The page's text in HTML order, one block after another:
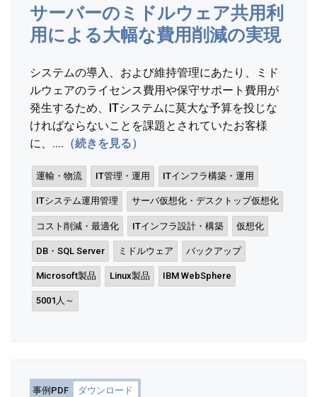
サーバーのミドルウェア共用利
用による大幅な費用削減の実現
システムの導入、および維持管理にあたり、ミド
ルウェアのライセンス費用や保守サポート費用が
発生するため、ITシステムに莫大な予算を投じな
ければならないことを課題とされていたお客様
に、.... （続きを見る）
運輸・物流 IT管理・運用 ITインフラ構築・運用
ITシステム運用管理 サーバ仮想化・デスクトップ仮想化
コスト削減・最適化 ITインフラ設計・構築 仮想化
DB・SQL Server ミドルウェア バックアップ
Microsoft製品 Linux製品 IBM WebSphere
5001人～
事例PDF ダウンロード